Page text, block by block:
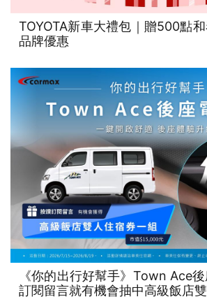
TOYOTA新車大禮包｜贈500點
品牌優惠
《你的出行好幫手》Town Ace
訂閱留言就有機會抽中高級飯店